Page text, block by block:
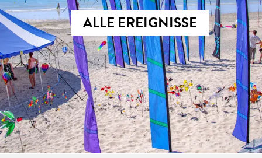
ALLE EREIGNISSE